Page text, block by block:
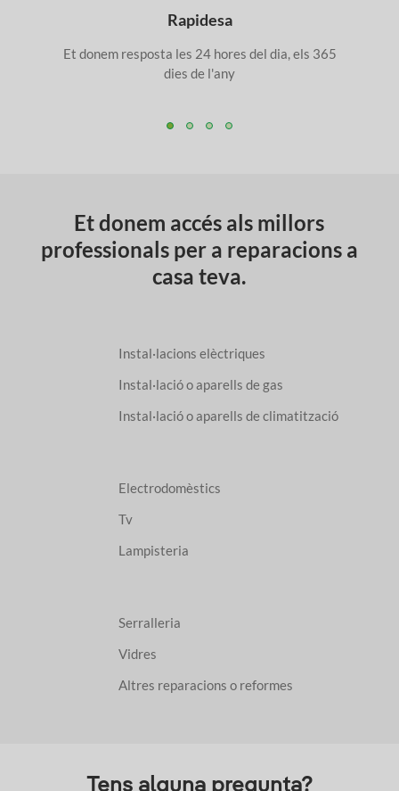
Rapidesa
Et donem resposta les 24 hores del dia, els 365
dies de l'any
Et donem accés als millors
professionals per a reparacions a
casa teva.
Instal·lacions elèctriques
Instal·lació o aparells de gas
Instal·lació o aparells de climatització
Electrodomèstics
Tv
Lampisteria
Serralleria
Vidres
Altres reparacions o reformes
Tens alguna pregunta?